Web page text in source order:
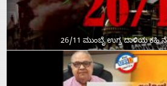
26/11 ಮುಂಬೈ ಉಗ್ರ ದಾಳಿಯ ಕಹಿ